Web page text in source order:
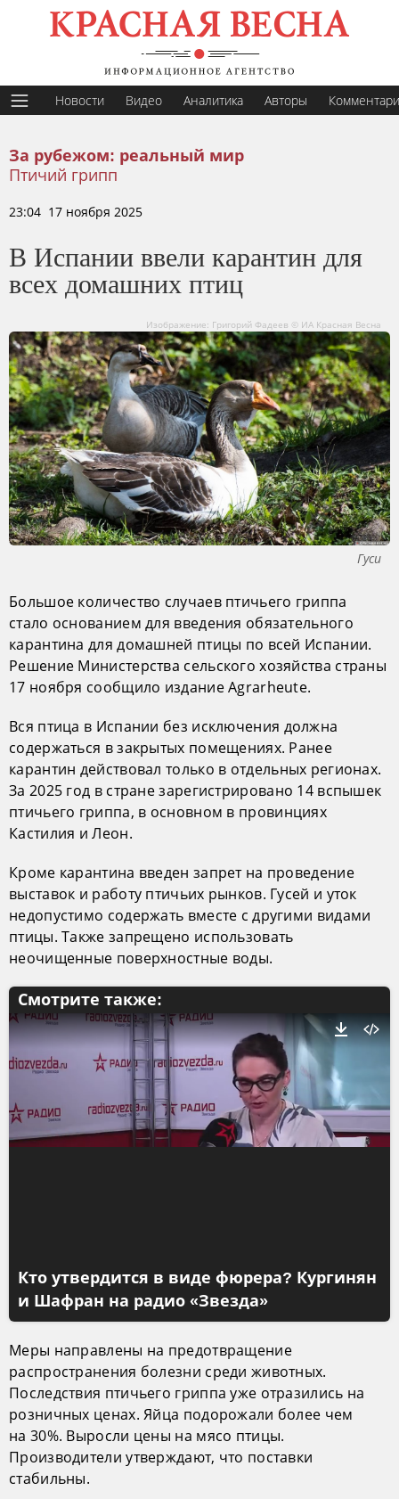
Новости Видео Аналитика Авторы
За рубежом: реальный мир
Птичий грипп
23:04 17 ноября 2025
В Испании ввели карантин для
всех домашних птиц
Изображение: Григорий Фадеев © ИА Красная Весна
Гуси
Большое количество случаев птичьего гриппа
стало основанием для введения обязательного
карантина для домашней птицы по всей Испании.
Решение Министерства сельского хозяйства страны
17 ноября сообщило издание Agrarheute.
Вся птица в Испании без исключения должна
содержаться в закрытых помещениях. Ранее
карантин действовал только в отдельных регионах.
За 2025 год в стране зарегистрировано 14 вспышек
птичьего гриппа, в основном в провинциях
Кастилия и Леон.
Кроме карантина введен запрет на проведение
выставок и работу птичьих рынков. Гусей и уток
недопустимо содержать вместе с другими видами
птицы. Также запрещено использовать
неочищенные поверхностные воды.
Смотрите также:
Кто утвердится в виде фюрера? Кургинян
и Шафран на радио «Звезда»
Меры направлены на предотвращение
распространения болезни среди животных.
Последствия птичьего гриппа уже отразились на
розничных ценах. Яйца подорожали более чем
на 30%. Выросли цены на мясо птицы.
Производители утверждают, что поставки
стабильны.